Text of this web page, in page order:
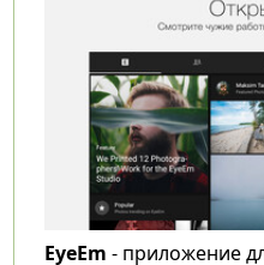
EyeEm - приложение